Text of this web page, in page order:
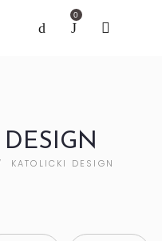
0
KATOLICKI DESIGN